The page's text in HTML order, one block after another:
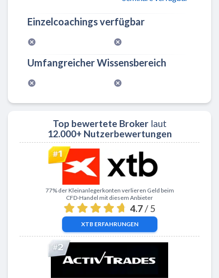
Einzelcoachings verfügbar
Umfangreicher Wissensbereich
Top bewertete Brokerlaut
12.000+ Nutzerbewertungen
Zu XTB
77% der Kleinanlegerkonten verlieren Geld beim
CFD-Handel mit diesem Anbieter
4.7 / 5
XTB ERFAHRUNGEN